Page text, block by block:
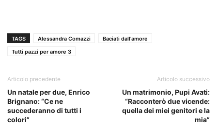
TAGS Alessandra Comazzi
Baciati dall'amore
Tutti pazzi per amore 3
Articolo precedente
Un natale per due, Enrico
Brignano: “Ce ne
succederanno di tutti i
colori”
Articolo successivo
Un matrimonio, Pupi Avati:
“Racconterò due vicende:
quella dei miei genitori e la
mia”